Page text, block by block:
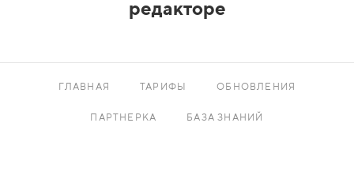
редакторе
ГЛАВНАЯ ТАРИФЫ ОБНОВЛЕНИЯ
ПАРТНЕРКА БАЗА ЗНАНИЙ